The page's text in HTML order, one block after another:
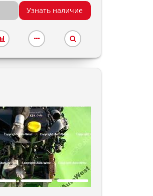
Узнать наличие